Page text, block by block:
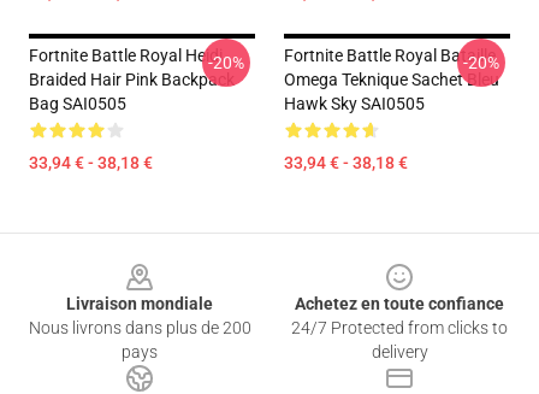
Fortnite Battle Royal Heidi
Braided Hair Pink Backpack
Bag SAI0505
33,94 € - 38,18 €
-20%
Fortnite Battle Royal Bataille
Omega Teknique Sachet Bleu
Hawk Sky SAI0505
33,94 € - 38,18 €
-20%
Livraison mondiale
Nous livrons dans plus de 200
pays
Achetez en toute confiance
24/7 Protected from clicks to
delivery